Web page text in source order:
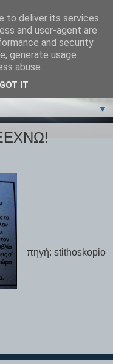
▼
πηγή: stithoskopio
to deliver its services
and user-agent are
and security
generate usage
abuse.
GOT IT